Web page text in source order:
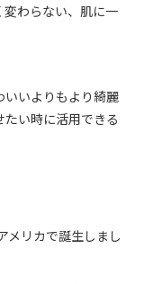
わらない、肌に一
いよりもより綺麗
い時に活用できる
メリカで誕生しまし